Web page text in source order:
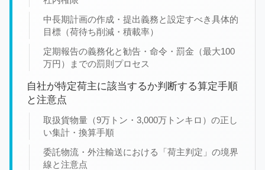
中長期計画の作成・提出義務と設定すべき具体的
目標（荷待ち削減・積載率）
定期報告の義務化と勧告・命令・罰金（最大100
万円）までの罰則プロセス
自社が特定荷主に該当するか判断する算定手順
と注意点
取扱貨物量（9万トン・3,000万トンキロ）の正し
い集計・換算手順
委託物流・外注輸送における「荷主判定」の境界
線と注意点